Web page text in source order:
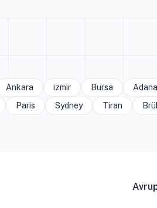
Ankara izmir Bursa Adana
Paris Sydney Tiran